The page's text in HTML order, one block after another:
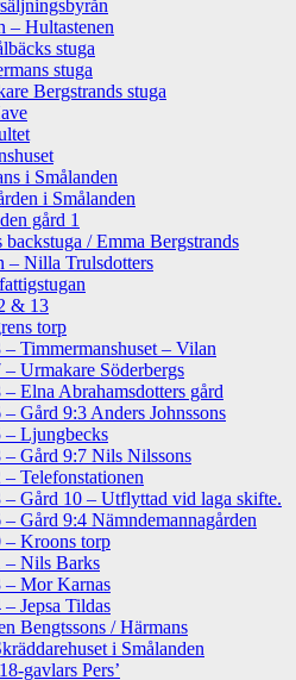
– Hultastenen
stuga
stuga
Bergstrands stuga
i Smålanden
i Smålanden
gård 1
/ Emma Bergstrands
– Nilla Trulsdotters
& 13
torp
– Timmermanshuset – Vilan
– Urmakare Söderbergs
– Elna Abrahamsdotters gård
– Gård 9:3 Anders Johnssons
– Ljungbecks
– Gård 9:7 Nils Nilssons
– Telefonstationen
– Gård 10 – Utflyttad vid laga skifte.
– Gård 9:4 Nämndemannagården
– Kroons torp
– Nils Barks
– Mor Karnas
Jepsa Tildas
Bengtssons / Härmans
i Smålanden
gavlars Pers’